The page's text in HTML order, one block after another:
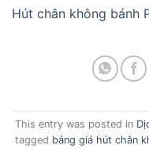
Hút chân không bánh
This entry was posted in
tagged bảng giá hút chân